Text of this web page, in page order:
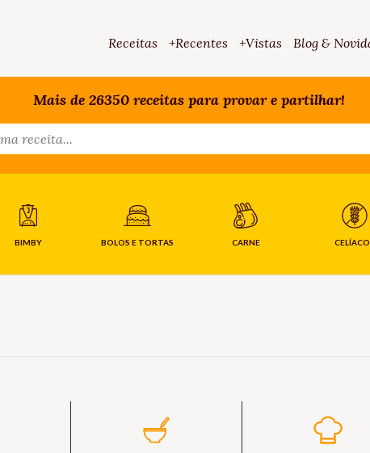
Receitas +Recentes +Vistas Blog &
Mais de 26350 receitas para provar e partilhar!
BIMBY BOLOS E TORTAS CARNE